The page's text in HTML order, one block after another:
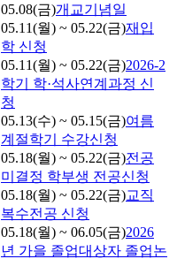
05.08(금)개교기념일
05.11(월) ~ 05.22(금)재입
학 신청
05.11(월) ~ 05.22(금)2026-2
학기 학·석사연계과정 신
청
05.13(수) ~ 05.15(금)여름
계절학기 수강신청
05.18(월) ~ 05.22(금)전공
미결정 학부생 전공신청
05.18(월) ~ 05.22(금)교직
복수전공 신청
05.18(월) ~ 06.05(금)2026
년 가을 졸업대상자 졸업논